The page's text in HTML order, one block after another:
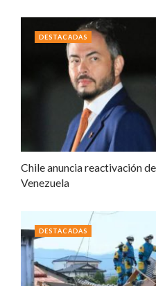
Chile anuncia reactivación
Venezuela
DESTACADAS
DESTACADAS